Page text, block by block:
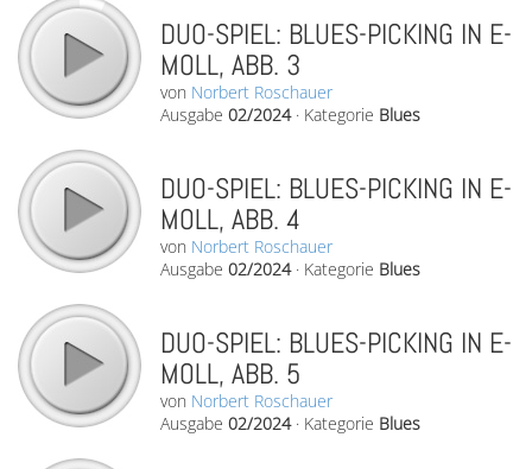
DUO-SPIEL: BLUES-PICKING IN E-
MOLL, ABB. 3
von Norbert Roschauer
Ausgabe 02/2024· Kategorie Blues
DUO-SPIEL: BLUES-PICKING IN E-
MOLL, ABB. 4
von Norbert Roschauer
Ausgabe 02/2024· Kategorie Blues
DUO-SPIEL: BLUES-PICKING IN E-
MOLL, ABB. 5
von Norbert Roschauer
Ausgabe 02/2024· Kategorie Blues